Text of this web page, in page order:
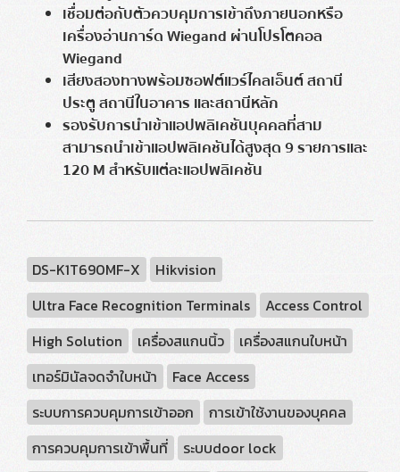
เชื่อมต่อกับตัวควบคุมการเข้าถึงภายนอกหรือ
เครื่องอ่านการ์ด Wiegand ผ่านโปรโตคอล
Wiegand
เสียงสองทางพร้อมซอฟต์แวร์ไคลเอ็นต์ สถานี
ประตู สถานีในอาคาร และสถานีหลัก
รองรับการนำเข้าแอปพลิเคชันบุคคลที่สาม
สามารถนำเข้าแอปพลิเคชันได้สูงสุด 9 รายการและ
120 M สำหรับแต่ละแอปพลิเคชัน
DS-K1T690MF-X
Hikvision
Ultra Face Recognition Terminals
Access Control
High Solution
เครื่องสแกนนิ้ว
เครื่องสแกนใบหน้า
เทอร์มินัลจดจำใบหน้า
Face Access
ระบบการควบคุมการเข้าออก
การเข้าใช้งานของบุคคล
การควบคุมการเข้าพื้นที่
ระบบdoor lock